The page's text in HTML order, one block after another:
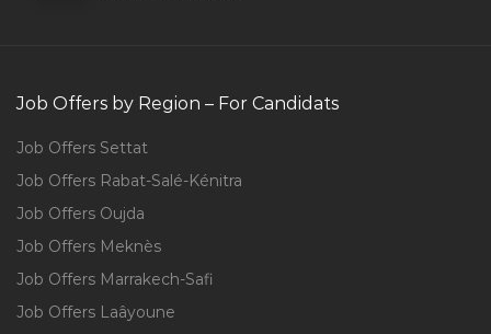
Job Offers by Region – For Candidats
Job Offers Settat
Job Offers Rabat-Salé-Kénitra
Job Offers Oujda
Job Offers Meknès
Job Offers Marrakech-Safi
Job Offers Laâyoune